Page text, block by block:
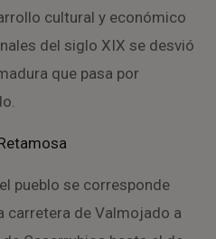
cultural y económico
del siglo XIX se desvió
que pasa por
pueblo se corresponde
carretera de Valmojado a